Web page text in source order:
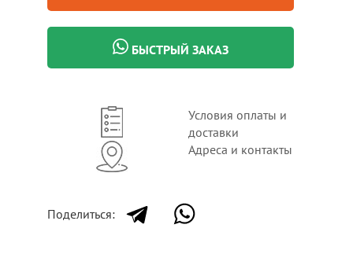
БЫСТРЫЙ ЗАКАЗ
Условия оплаты и
доставки
Адреса и контакты
Поделиться: